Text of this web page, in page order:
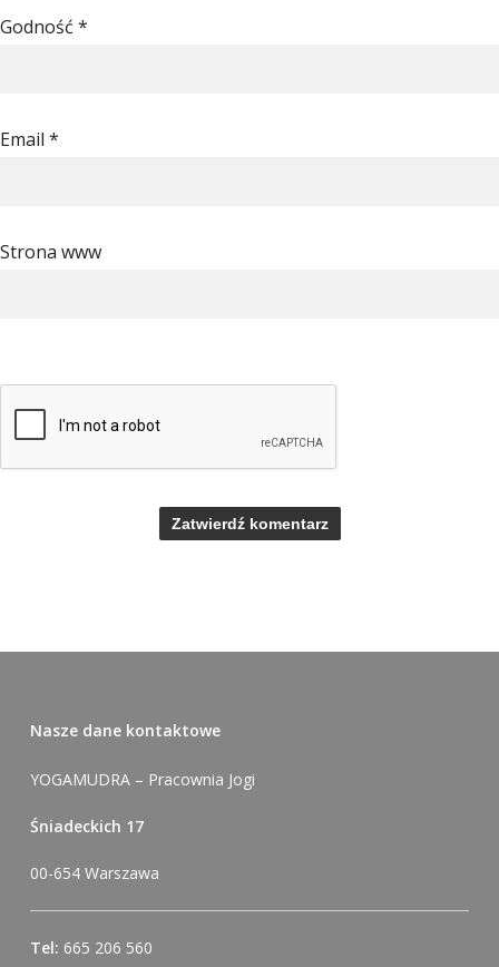
Godność *
Email *
Strona www
Nasze dane kontaktowe
YOGAMUDRA – Pracownia Jogi
Śniadeckich 17
00-654 Warszawa
Tel: 665 206 560